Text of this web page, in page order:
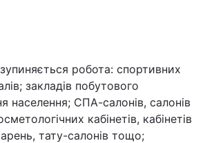
робота: спортивних
закладів побутового
населення; СПА-салонів, салонів
кабінетів, кабінетів
тату-салонів тощо;